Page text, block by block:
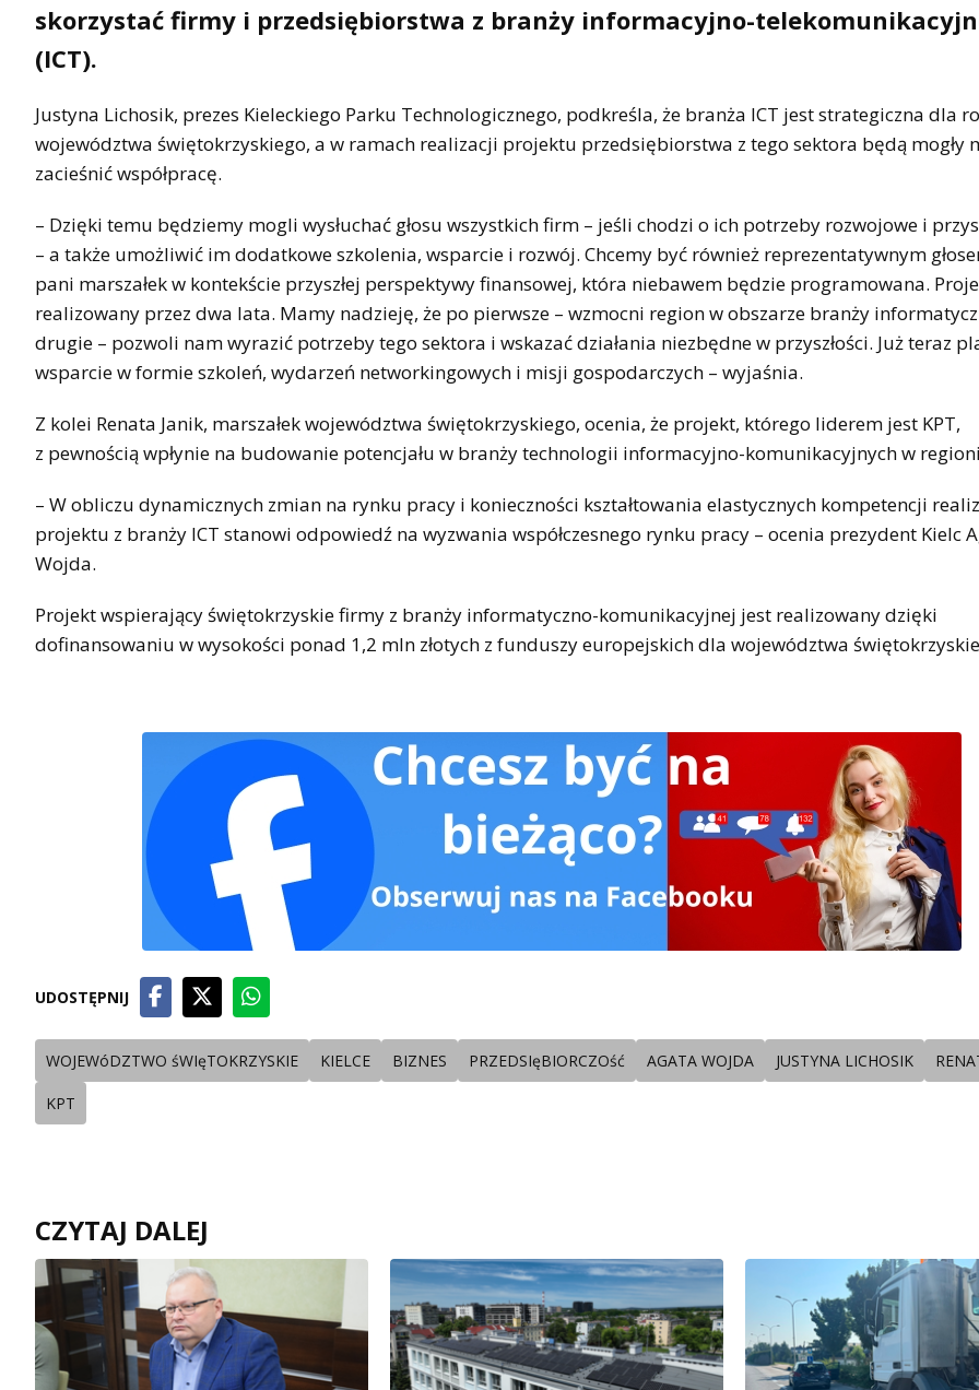
skorzystać firmy i przedsiębiorstwa z branży informacyjno-
(ICT).
Justyna Lichosik, prezes Kieleckiego Parku Technologicznego, podkreśla, że branża ICT jest strategiczna dla
województwa świętokrzyskiego, a w ramach realizacji projektu przedsiębiorstwa z tego sektora będą mogły
zacieśnić współpracę.
– Dzięki temu będziemy mogli wysłuchać głosu wszystkich firm – jeśli chodzi o ich potrzeby rozwojowe i
– a także umożliwić im dodatkowe szkolenia, wsparcie i rozwój. Chcemy być również reprezentatywnym
pani marszałek w kontekście przyszłej perspektywy finansowej, która niebawem będzie programowana.
realizowany przez dwa lata. Mamy nadzieję, że po pierwsze – wzmocni region w obszarze branży
drugie – pozwoli nam wyrazić potrzeby tego sektora i wskazać działania niezbędne w przyszłości. Już teraz
wsparcie w formie szkoleń, wydarzeń networkingowych i misji gospodarczych – wyjaśnia.
Z kolei Renata Janik, marszałek województwa świętokrzyskiego, ocenia, że projekt, którego liderem jest KPT,
z pewnością wpłynie na budowanie potencjału w branży technologii informacyjno-komunikacyjnych w
– W obliczu dynamicznych zmian na rynku pracy i konieczności kształtowania elastycznych kompetencji
projektu z branży ICT stanowi odpowiedź na wyzwania współczesnego rynku pracy – ocenia prezydent Kielc
Wojda.
Projekt wspierający świętokrzyskie firmy z branży informatyczno-komunikacyjnej jest realizowany dzięki
dofinansowaniu w wysokości ponad 1,2 mln złotych z funduszy europejskich dla województwa
UDOSTĘPNIJ
WOJEWóDZTWO śWIęTOKRZYSKIE KIELCE BIZNES PRZEDSIęBIORCZOść AGATA WOJDA JUSTYNA LICHOSIK
KPT
CZYTAJ DALEJ